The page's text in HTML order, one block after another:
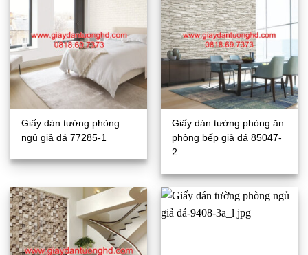
Giấy dán tường phòng
ngủ giả đá 77285-1
Giấy dán tường phòng ăn
phòng bếp giả đá 85047-
2